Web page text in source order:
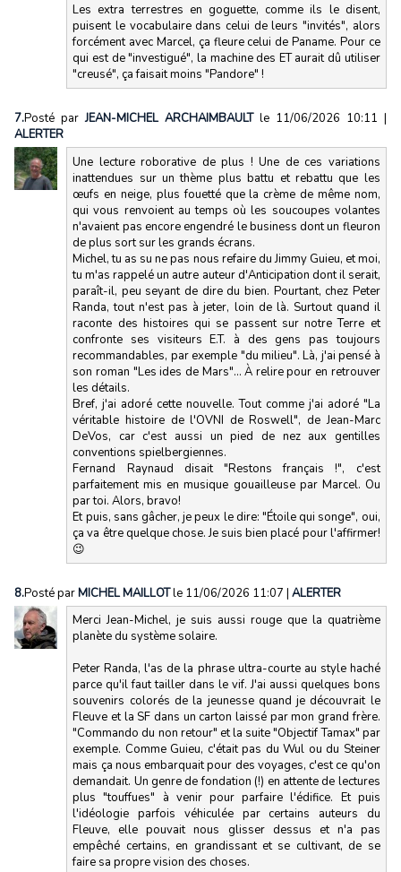
Les extra terrestres en goguette, comme ils le disent,
puisent le vocabulaire dans celui de leurs "invités", alors
forcément avec Marcel, ça fleure celui de Paname. Pour ce
qui est de "investigué", la machine des ET aurait dû utiliser
"creusé", ça faisait moins "Pandore" !
7.Posté parJEAN-MICHEL ARCHAIMBAULT le 11/06/2026 10:11 |
ALERTER
Une lecture roborative de plus ! Une de ces variations
inattendues sur un thème plus battu et rebattu que les
œufs en neige, plus fouetté que la crème de même nom,
qui vous renvoient au temps où les soucoupes volantes
n'avaient pas encore engendré le business dont un fleuron
de plus sort sur les grands écrans.
Michel, tu as su ne pas nous refaire du Jimmy Guieu, et moi,
tu m'as rappelé un autre auteur d'Anticipation dont il serait,
paraît-il, peu seyant de dire du bien. Pourtant, chez Peter
Randa, tout n'est pas à jeter, loin de là. Surtout quand il
raconte des histoires qui se passent sur notre Terre et
confronte ses visiteurs E.T. à des gens pas toujours
recommandables, par exemple "du milieu". Là, j'ai pensé à
son roman "Les ides de Mars"... À relire pour en retrouver
les détails.
Bref, j'ai adoré cette nouvelle. Tout comme j'ai adoré "La
véritable histoire de l'OVNI de Roswell", de Jean-Marc
DeVos, car c'est aussi un pied de nez aux gentilles
conventions spielbergiennes.
Fernand Raynaud disait "Restons français !", c'est
parfaitement mis en musique gouailleuse par Marcel. Ou
par toi. Alors, bravo!
Et puis, sans gâcher, je peux le dire: "Étoile qui songe", oui,
ça va être quelque chose. Je suis bien placé pour l'affirmer!
😉
8.Posté parMICHEL MAILLOTle 11/06/2026 11:07 | ALERTER
Merci Jean-Michel, je suis aussi rouge que la quatrième
planète du système solaire.
Peter Randa, l'as de la phrase ultra-courte au style haché
parce qu'il faut tailler dans le vif. J'ai aussi quelques bons
souvenirs colorés de la jeunesse quand je découvrait le
Fleuve et la SF dans un carton laissé par mon grand frère.
"Commando du non retour" et la suite "Objectif Tamax" par
exemple. Comme Guieu, c'était pas du Wul ou du Steiner
mais ça nous embarquait pour des voyages, c'est ce qu'on
demandait. Un genre de fondation (!) en attente de lectures
plus "touffues" à venir pour parfaire l'édifice. Et puis
l'idéologie parfois véhiculée par certains auteurs du
Fleuve, elle pouvait nous glisser dessus et n'a pas
empêché certains, en grandissant et se cultivant, de se
faire sa propre vision des choses.